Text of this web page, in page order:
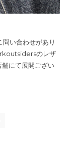
い合わせがあり
のレザ
にて展開ござい